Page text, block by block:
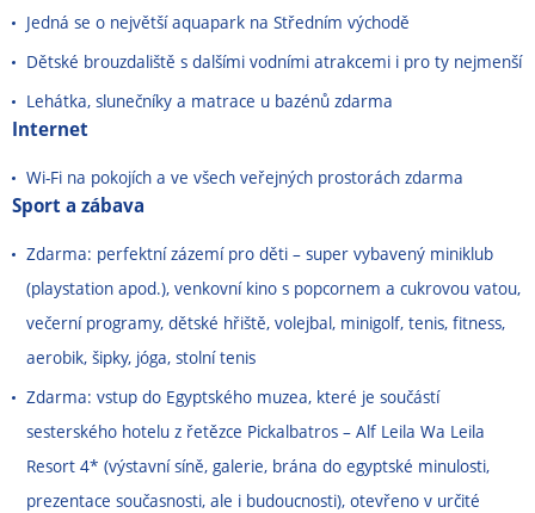
Jedná se o největší aquapark na Středním východě
Dětské brouzdaliště s dalšími vodními atrakcemi i pro ty nejmenší
Lehátka, slunečníky a matrace u bazénů zdarma
Internet
Wi-Fi na pokojích a ve všech veřejných prostorách zdarma
Sport a zábava
Zdarma: perfektní zázemí pro děti – super vybavený miniklub
(playstation apod.), venkovní kino s popcornem a cukrovou vatou,
večerní programy, dětské hřiště, volejbal, minigolf, tenis, fitness,
aerobik, šipky, jóga, stolní tenis
Zdarma: vstup do Egyptského muzea, které je součástí
sesterského hotelu z řetězce Pickalbatros – Alf Leila Wa Leila
Resort 4* (výstavní síně, galerie, brána do egyptské minulosti,
prezentace současnosti, ale i budoucnosti), otevřeno v určité